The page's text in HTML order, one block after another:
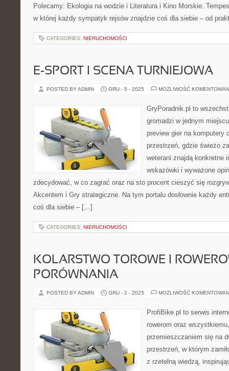
Polecamy: Ekologia na wodzie i Literatura i Kino Morskie.
w której każdy sympatyk rejsów znajdzie coś dla siebie – od
CATEGORIES: NIERUCHOMOŚCI
E-SPORT I SCENA TURNIEJOWA
POSTED BY ADMIN GRU - 5 - 2025 MOŻLIWOŚĆ
GryPoradnik.pl to
gromadzi w jednym
preview gier na komputery
przestrzeń, gdzie świeżo
weterani znajdą konkretne
wskazówki i wyważone
zdecydować, w co zagrać oraz na sto procent cieszyć się
Akcentem i Gry strategiczne. Na tym portalu dosłownie każdy
coś dla siebie – […]
CATEGORIES: NIERUCHOMOŚCI
KOLARSTWO TOROWE I
PORÓWNANIA
POSTED BY ADMIN GRU - 2 - 2025 MOŻLIWOŚĆ
ProfiBike.pl to serwis
rowerom oraz
przemieszczaniem się na
przestrzeń, w którym
z rzetelną wiedzą,